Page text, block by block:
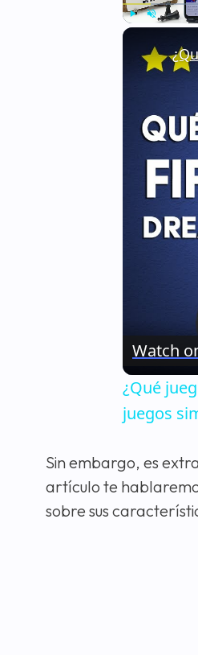
Watch
¿Qué
juegos
Sin embargo, es
artículo te
sobre sus